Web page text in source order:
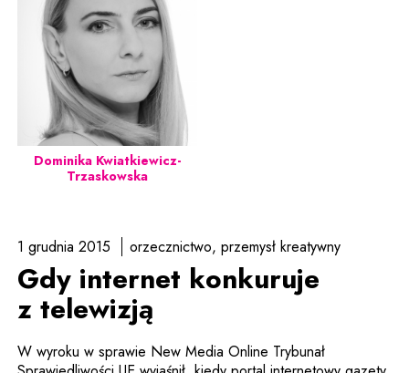
Dominika Kwiatkiewicz-
Trzaskowska
1 grudnia 2015 orzecznictwo przemysł kreatywny
Gdy internet konkuruje
z telewizją
W wyroku w sprawie New Media Online Trybunał